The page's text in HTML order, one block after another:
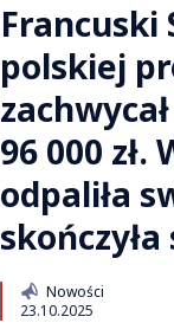
Francuski
polskiej
96 000 zł.
odpaliła
Nowości
23.10.2025